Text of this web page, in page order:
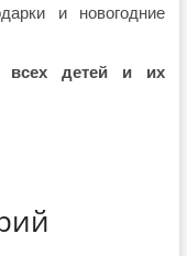
и новогодние
детей и их